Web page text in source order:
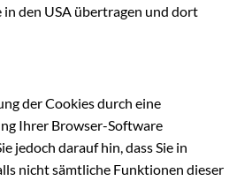
in den USA übertragen und dort
der Cookies durch eine
Ihrer Browser-Software
jedoch darauf hin, dass Sie in
nicht sämtliche Funktionen dieser